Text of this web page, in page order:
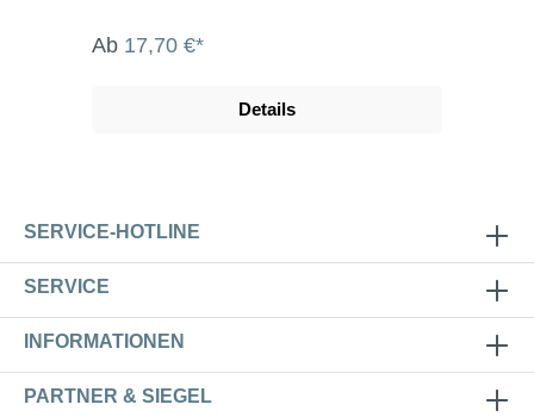
Ab 17,70 €*
Details
SERVICE-HOTLINE
SERVICE
INFORMATIONEN
PARTNER & SIEGEL